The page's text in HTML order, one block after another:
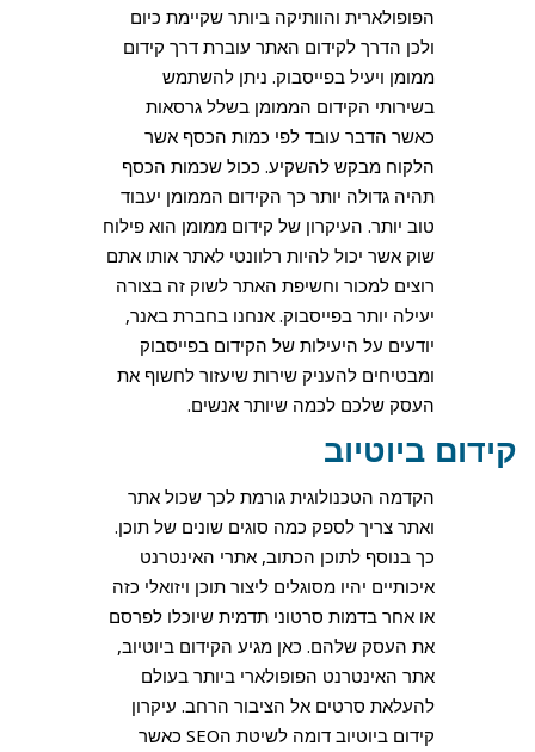
הפופולארית והוותיקה ביותר שקיימת כיום
ולכן הדרך לקידום האתר עוברת דרך קידום
ממומן ויעיל בפייסבוק. ניתן להשתמש
בשירותי הקידום הממומן בשלל גרסאות
כאשר הדבר עובד לפי כמות הכסף אשר
הלקוח מבקש להשקיע. ככול שכמות הכסף
תהיה גדולה יותר כך הקידום הממומן יעבוד
טוב יותר. העיקרון של קידום ממומן הוא פילוח
שוק אשר יכול להיות רלוונטי לאתר אותו אתם
רוצים למכור וחשיפת האתר לשוק זה בצורה
יעילה יותר בפייסבוק. אנחנו בחברת באנר,
יודעים על היעילות של הקידום בפייסבוק
ומבטיחים להעניק שירות שיעזור לחשוף את
העסק שלכם לכמה שיותר אנשים.
קידום ביוטיוב
הקדמה הטכנולוגית גורמת לכך שכול אתר
ואתר צריך לספק כמה סוגים שונים של תוכן.
כך בנוסף לתוכן הכתוב, אתרי האינטרנט
איכותיים יהיו מסוגלים ליצור תוכן ויזואלי כזה
או אחר בדמות סרטוני תדמית שיוכלו לפרסם
את העסק שלהם. כאן מגיע הקידום ביוטיוב,
אתר האינטרנט הפופולארי ביותר בעולם
להעלאת סרטים אל הציבור הרחב. עיקרון
קידום ביוטיוב דומה לשיטת הSEO כאשר